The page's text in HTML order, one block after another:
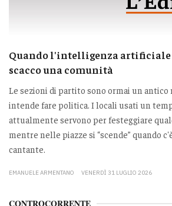
Quando l'intelligenza artificiale
scacco una comunità
Le sezioni di partito sono ormai un antico
intende fare politica. I locali usati un
attualmente servono per festeggiare
mentre nelle piazze si “scende” quando
cantante.
EMANUELE ARMENTANO VENERDÌ 31 LUGLIO 2026
CONTROCORRENTE